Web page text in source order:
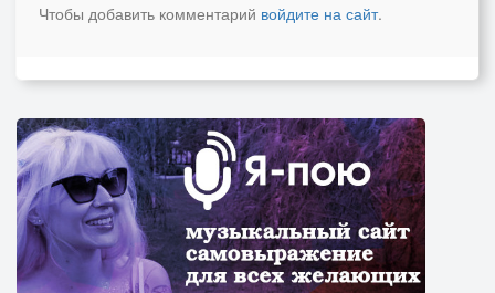
Чтобы добавить комментарий войдите на сайт.